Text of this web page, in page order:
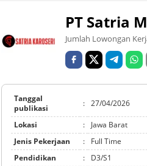
PT Satria
Jumlah Lowongan
Tanggal
publikasi
: 27/04/2026
Lokasi :
Jawa Barat
Jenis Pekerjaan
:
Full Time
Pendidikan
:
D3/S1